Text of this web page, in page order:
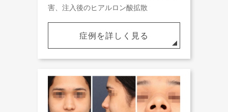
害、注入後のヒアルロン酸拡散
症例を詳しく見る